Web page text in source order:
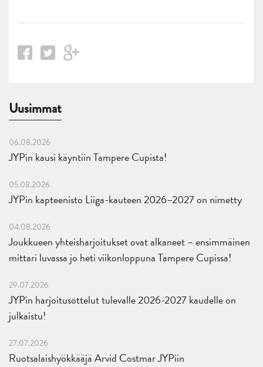
Uusimmat
06.08.2026
JYPin kausi käyntiin Tampere Cupista!
05.08.2026
JYPin kapteenisto Liiga-kauteen 2026–2027 on nimetty
04.08.2026
Joukkueen yhteisharjoitukset ovat alkaneet – ensimmäinen
mittari luvassa jo heti viikonloppuna Tampere Cupissa!
29.07.2026
JYPin harjoitusottelut tulevalle 2026-2027 kaudelle on
julkaistu!
27.07.2026
Ruotsalaishyökkääjä Arvid Costmar JYPiin